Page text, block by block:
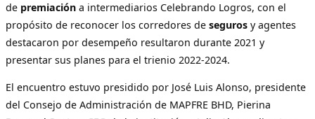
de premiación a intermediarios Celebrando Logros, con el
propósito de reconocer los corredores de seguros y agentes
destacaron por desempeño resultaron durante 2021 y
presentar sus planes para el trienio 2022-2024.
El encuentro estuvo presidido por José Luis Alonso, presidente
del Consejo de Administración de MAPFRE BHD, Pierina